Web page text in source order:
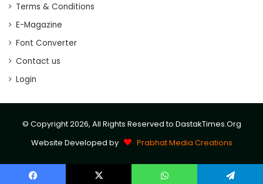
Terms & Conditions
E-Magazine
Font Converter
Contact us
Login
© Copyright 2026, All Rights Reserved to DastakTimes.Org
Website Developed by
Prabhat Media Creations